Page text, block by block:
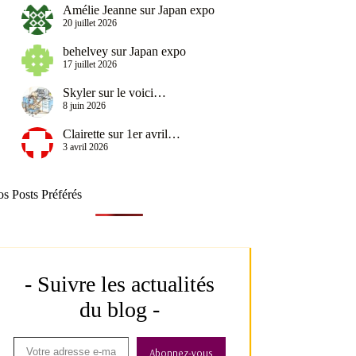
Amélie Jeanne surJapan expo
20 juillet 2026
behelvey surJapan expo
17 juillet 2026
Skylersurle voici…
8 juin 2026
Clairette sur 1er avril…
3 avril 2026
Posts Préférés
- Suivre les actualités
du blog -
Abonnez-vous